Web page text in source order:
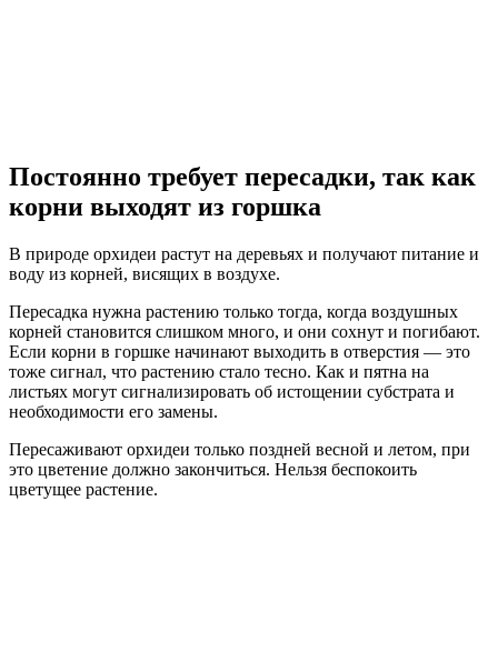
Постоянно требует пересадки, так как
корни выходят из горшка
В природе орхидеи растут на деревьях и получают питание и
воду из корней, висящих в воздухе.
Пересадка нужна растению только тогда, когда воздушных
корней становится слишком много, и они сохнут и погибают.
Если корни в горшке начинают выходить в отверстия — это
тоже сигнал, что растению стало тесно. Как и пятна на
листьях могут сигнализировать об истощении субстрата и
необходимости его замены.
Пересаживают орхидеи только поздней весной и летом, при
это цветение должно закончиться. Нельзя беспокоить
цветущее растение.